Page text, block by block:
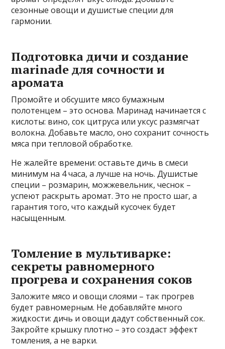
сезонные овощи и душистые специи для
гармонии.
Подготовка дичи и создание
marinade для сочности и
аромата
Промойте и обсушите мясо бумажным
полотенцем – это основа. Маринад начинается с
кислоты: вино, сок цитруса или уксус размягчат
волокна. Добавьте масло, оно сохранит сочность
мяса при тепловой обработке.
Не жалейте времени: оставьте дичь в смеси
минимум на 4 часа, а лучше на ночь. Душистые
специи – розмарин, можжевельник, чеснок –
успеют раскрыть аромат. Это не просто шаг, а
гарантия того, что каждый кусочек будет
насыщенным.
Томление в мультиварке:
секреты равномерного
прогрева и сохранения соков
Заложите мясо и овощи слоями – так прогрев
будет равномерным. Не добавляйте много
жидкости: дичь и овощи дадут собственный сок.
Закройте крышку плотно – это создаст эффект
томления, а не варки.